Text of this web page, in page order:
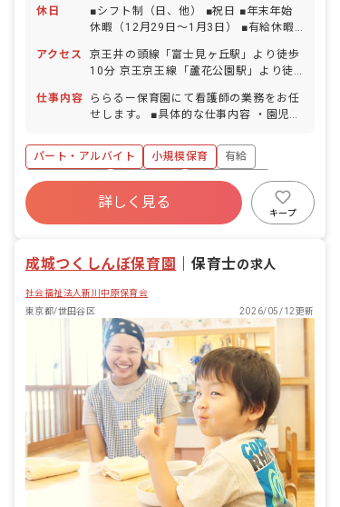
休日
■シフト制（日、他） ■祝日 ■年末年始
休暇（12月29日〜1月3日） ■有給休暇
アクセス
京王井の頭線「富士見ヶ丘駅」より徒歩
10分 京王京王線「蘆花公園駅」より徒
仕事内容
ららるー保育園にて看護師の業務をお任
せします。 ■具体的な仕事内容 ・園児の
パート・アルバイト
小規模保育
有給
福利厚生充実
残業少なめ
乳児保育のみ
アットホーム
週2.3日~OK
詳しく見る
キープ
成城つくしんぼ保育園 ｜保育士の求人
社会福祉法人新川中原保育会
東京都/世田谷区
2026/05/12更新